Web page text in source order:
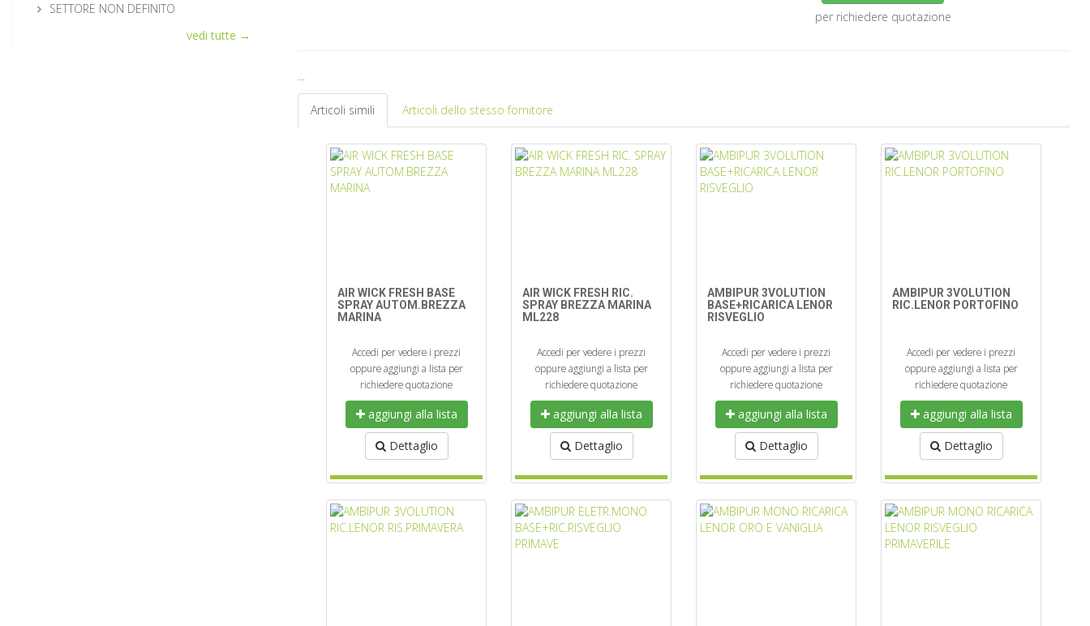
SETTORE NON DEFINITO
vedi tutte →
per richiedere quotazione
...
Articoli simili Articoli dello stesso fornitore
AIR WICK FRESH BASE
SPRAY AUTOM.BREZZA
MARINA
Accedi per vedere i prezzi
oppure aggiungi a lista per
richiedere quotazione
aggiungi alla lista
Dettaglio
AIR WICK FRESH RIC.
SPRAY BREZZA MARINA
ML228
Accedi per vedere i prezzi
oppure aggiungi a lista per
richiedere quotazione
aggiungi alla lista
Dettaglio
AMBIPUR 3VOLUTION
BASE+RICARICA LENOR
RISVEGLIO
Accedi per vedere i prezzi
oppure aggiungi a lista per
richiedere quotazione
aggiungi alla lista
Dettaglio
AMBIPUR 3VOLUTION
RIC.LENOR PORTOFINO
Accedi per vedere i prezzi
oppure aggiungi a lista per
richiedere quotazione
aggiungi alla lista
Dettaglio